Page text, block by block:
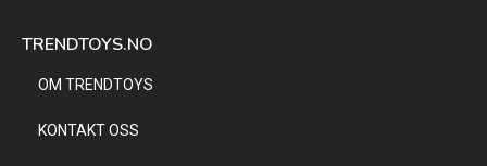
TRENDTOYS.NO
OM TRENDTOYS
KONTAKT OSS